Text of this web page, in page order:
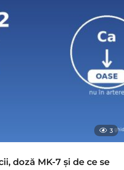
3
doză MK-7 și de ce se